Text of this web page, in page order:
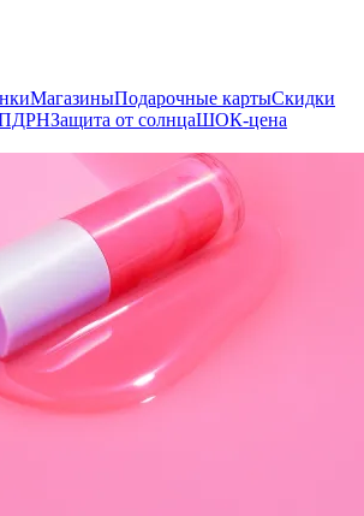
МагазиныПодарочные картыСкидки
ПДРНЗащита от солнцаШОК-цена